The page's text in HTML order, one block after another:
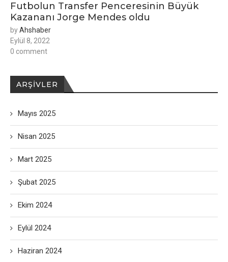
Futbolun Transfer Penceresinin Büyük
Kazananı Jorge Mendes oldu
byAhshaber
Eylül 8, 2022
0 comment
ARŞIVLER
Mayıs 2025
Nisan 2025
Mart 2025
Şubat 2025
Ekim 2024
Eylül 2024
Haziran 2024